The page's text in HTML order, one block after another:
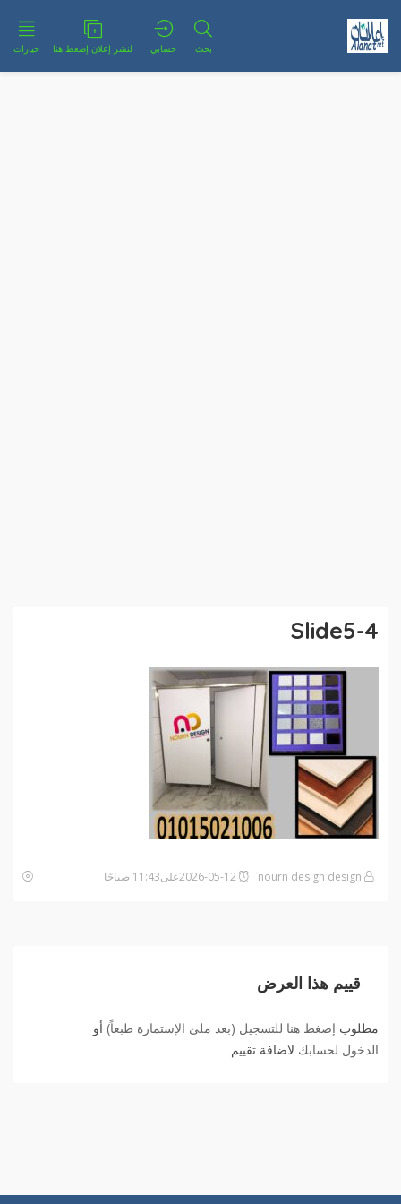
بحث حسابي لنشر إعلان إضغط هنا خيارات
Slide5-4
قييم هذا العرض
مطلوب إضغط هنا للتسجيل (بعد ملئ الإستمارة طبعاً) أو
الدخول لحسابك لاضافة تقييم